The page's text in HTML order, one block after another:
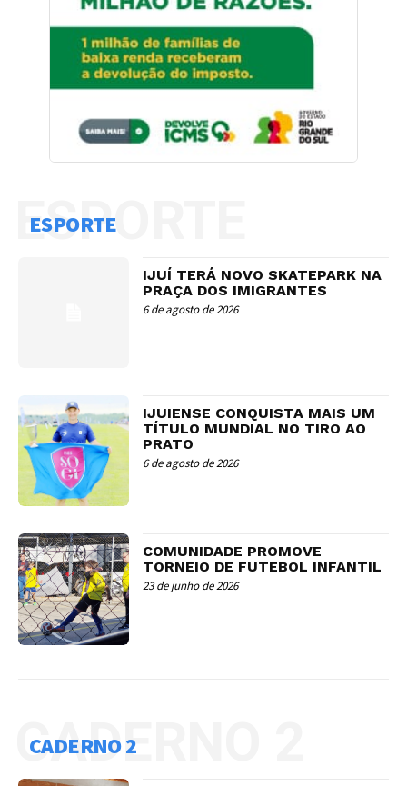
ESPORTE
ESPORTE
IJUÍ TERÁ NOVO SKATEPARK NA
PRAÇA DOS IMIGRANTES
6 de agosto de 2026
IJUIENSE CONQUISTA MAIS UM
TÍTULO MUNDIAL NO TIRO AO
PRATO
6 de agosto de 2026
COMUNIDADE PROMOVE
TORNEIO DE FUTEBOL INFANTIL
23 de junho de 2026
CADERNO 2
CADERNO 2